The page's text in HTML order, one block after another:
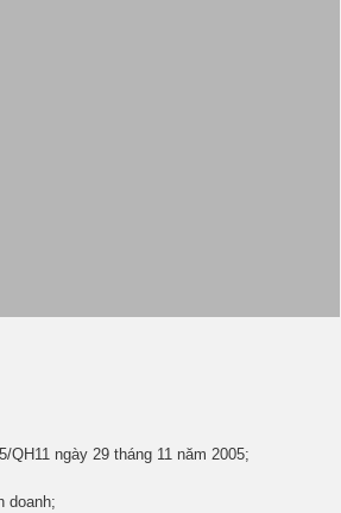
ngày 29 tháng 11 năm 2005;
doanh;